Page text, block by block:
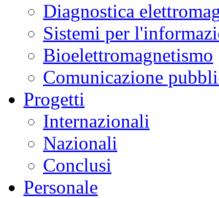
Diagnostica
Sistemi per
Bioelettromagnetismo
Comunicazione
Progetti
Internazionali
Nazionali
Conclusi
Personale